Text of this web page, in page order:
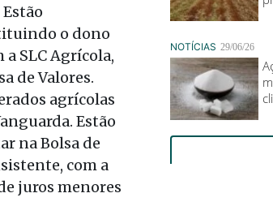
o dono
SLC Agrícola,
de Valores.
agrícolas
Estão
na Bolsa de
com a
juros menores